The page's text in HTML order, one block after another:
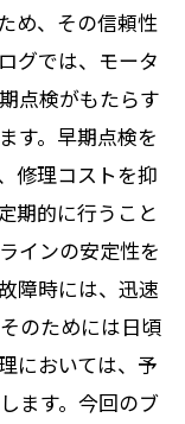
め、その信頼性
グでは、モータ
点検がもたらす
す。早期点検を
修理コストを抑
期的に行うこと
インの安定性を
障時には、迅速
のためには日頃
においては、予
ます。今回のブ